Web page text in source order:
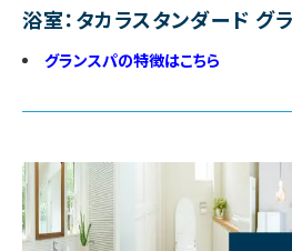
浴室：タカラスタンダード グ
グランスパの特徴はこちら